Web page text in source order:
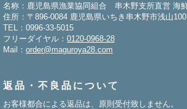
名称：鹿児島県漁業協同組合 串木野支所直営 海
住所：〒896-0084 鹿児島県いちき串木野市浅山
TEL：0996-33-5015
フリーダイヤル： 0120-0968-28
Mail： order@maguroya28.com
返品・不良品について
お客様都合による返品は、原則受付致しません。